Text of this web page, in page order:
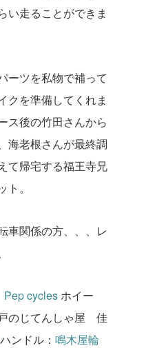
い走ることができま
ーツを私物で補って
クを準備してくれま
ス後の竹田さんから
海老根さんが最終調
て帰宅する福王寺兄
。
車関係の方、、、レ
Pep cyclesホイー
のじてんしゃ屋 佳
ハンドル： 鳴木屋輪